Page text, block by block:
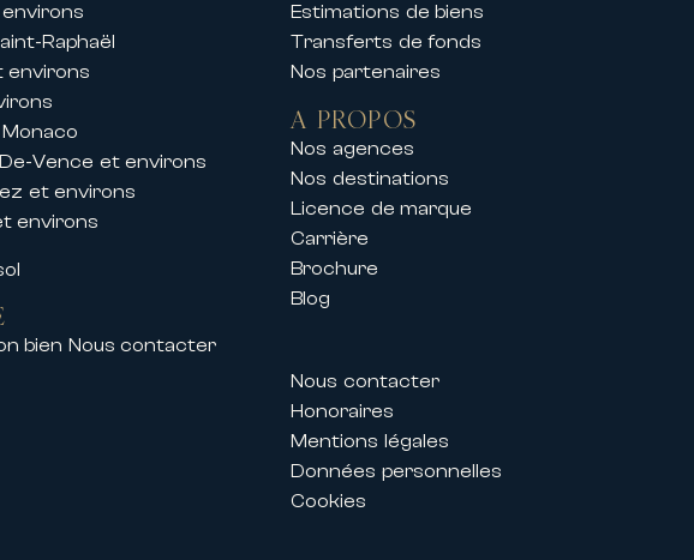
Festivals
du Palais des Festivals permettent aux
de standing parfaitement adapté à leurs
service personnalisé et d’un
et peuvent également proposer des
Raphaël
environs
Vence et environs
et environs
environs
bien Nous contacter
Estimations de biens
Transferts de fonds
Nos partenaires
A PROPOS
Nos agences
Nos destinations
Licence de marque
Carrière
Brochure
Blog
Nous contacter
Honoraires
Mentions légales
Données personnelles
Cookies